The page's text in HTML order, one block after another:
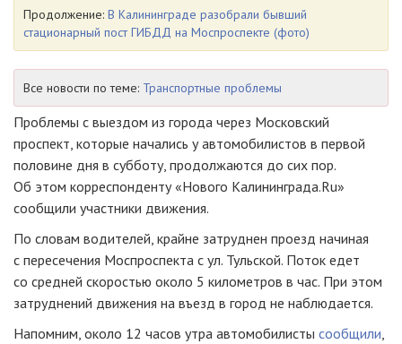
Продолжение: В Калининграде разобрали бывший
стационарный пост ГИБДД на Моспроспекте (фото)
Все новости по теме: Транспортные проблемы
Проблемы с выездом из города через Московский
проспект, которые начались у автомобилистов в первой
половине дня в субботу, продолжаются до сих пор.
Об этом корреспонденту «Нового Калининграда.Ru»
сообщили участники движения.
По словам водителей, крайне затруднен проезд начиная
с пересечения Моспроспекта с ул. Тульской. Поток едет
со средней скоростью около 5 километров в час. При этом
затруднений движения на въезд в город не наблюдается.
Напомним, около 12 часов утра автомобилисты сообщили,